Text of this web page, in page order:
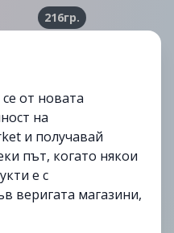
216гр.
от новата
на
и получавай
път, когато някои
е с
веригата магазини,